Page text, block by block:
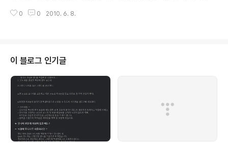
위에 달리 검은 X 표시를 톡 건드리면 지우겠냐고 묻습니
권 정책은 펌 금지 / 링크 허용입니다.) 이 글은 스프링노트에서 작성되었습니
0 0 2010. 6. 8.
이 블로그 인기글